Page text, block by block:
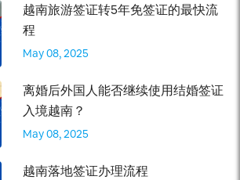
越南旅游签证转5年免签证的最快流
程
May 08, 2025
离婚后外国人能否继续使用结婚签证
入境越南？
May 08, 2025
越南落地签证办理流程